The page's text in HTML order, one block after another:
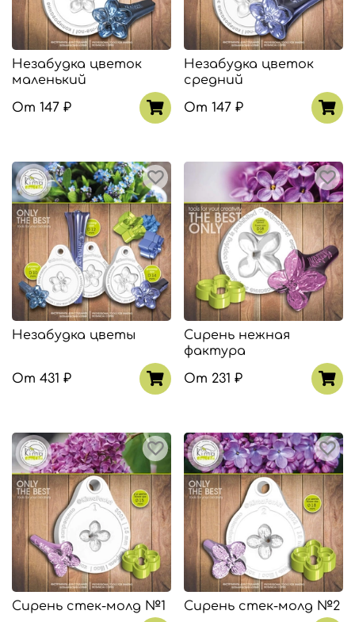
Незабудка цветок
маленький
От 147 ₽
Незабудка цветок
средний
От 147 ₽
Незабудка цветы
От 431 ₽
Сирень нежная
фактура
От 231 ₽
Сирень стек-молд №1
Сирень стек-молд №2